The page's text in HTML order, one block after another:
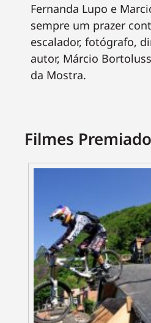
Fernanda Lupo e
sempre um prazer
escalador, fotógrafo,
autor, Márcio
da Mostra.
Filmes